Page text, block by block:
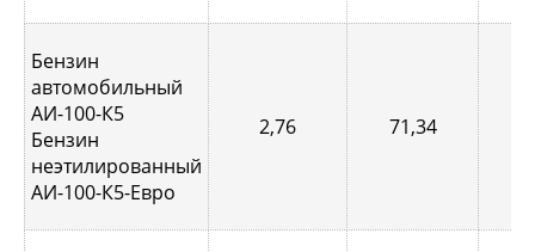
Бензин
автомобильный
АИ-100-К5
Бензин
неэтилированный
АИ-100-К5-Евро
2,76 71,34